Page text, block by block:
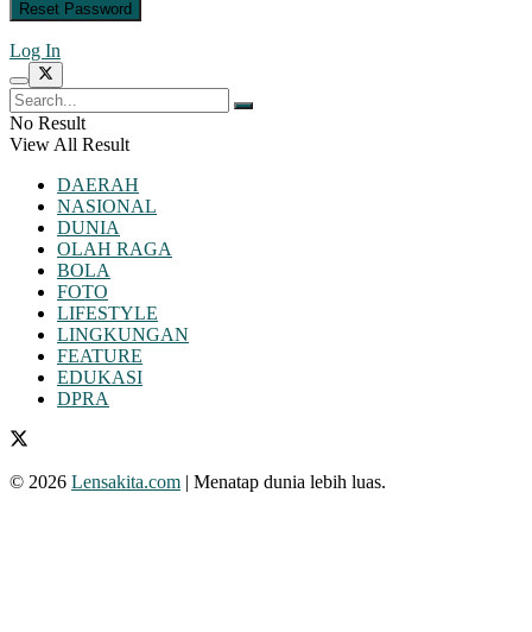
Log In
No Result
View All Result
DAERAH
NASIONAL
DUNIA
OLAH RAGA
BOLA
FOTO
LIFESTYLE
LINGKUNGAN
FEATURE
EDUKASI
DPRA
© 2026 Lensakita.com | Menatap dunia lebih luas.